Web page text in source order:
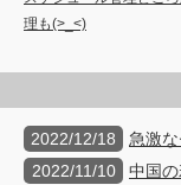
理も(>_<)
2022/12/18
急激
2022/11/10
中国